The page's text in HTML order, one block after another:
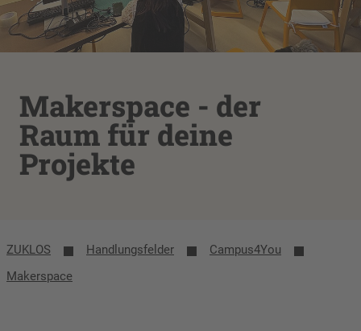
Makerspace - der
Raum für deine
Projekte
ZUKLOS Handlungsfelder
Campus4You
Makerspace